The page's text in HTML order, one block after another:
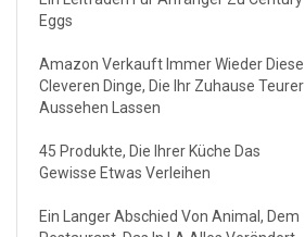
Eggs
Amazon Verkauft Immer Wieder Diese
Cleveren Dinge, Die Ihr Zuhause Teurer
Aussehen Lassen
45 Produkte, Die Ihrer Küche Das
Gewisse Etwas Verleihen
Ein Langer Abschied Von Animal, Dem